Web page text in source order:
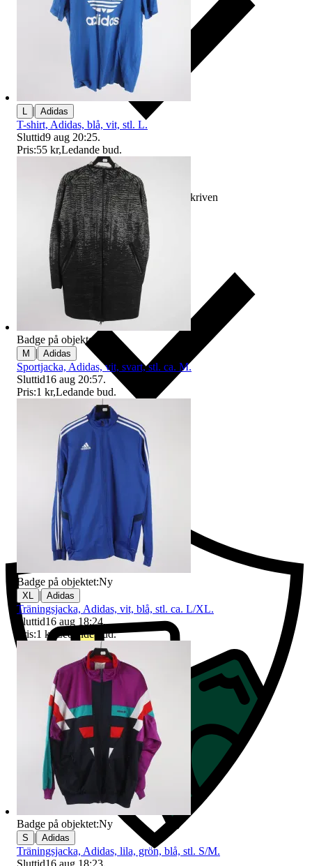
Ersättning om varan inte är som beskriven
Ersättning om du inte får din vara
| Adidas
T-shirt, Adidas, blå, vit, stl. L.
Sluttid9 aug 20:25.
Pris:55 kr,Ledande bud.
Badge på objektet:
M | Adidas
Sportjacka, Adidas, vit, svart, stl. ca. M.
Sluttid16 aug 20:57.
Pris:1 kr,Ledande bud.
Badge på objektet:Ny
XL | Adidas
Träningsjacka, Adidas, vit, blå, stl. ca. L/XL.
Sluttid16 aug 18:24.
Pris:1 kr Ledande bud.
Badge på objektet:Ny
S | Adidas
Träningsjacka, Adidas, lila, grön, blå, stl. S/M.
Sluttid16 aug 18:23.